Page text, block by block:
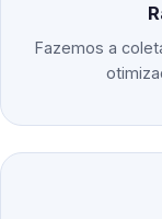
Fazemos a